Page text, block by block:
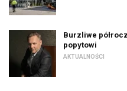
Burzliwe
popytowi
AKTUALNOŚCI